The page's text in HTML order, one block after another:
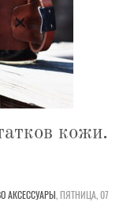
кожи.
АКСЕССУАРЫ,ПЯТНИЦА, 07